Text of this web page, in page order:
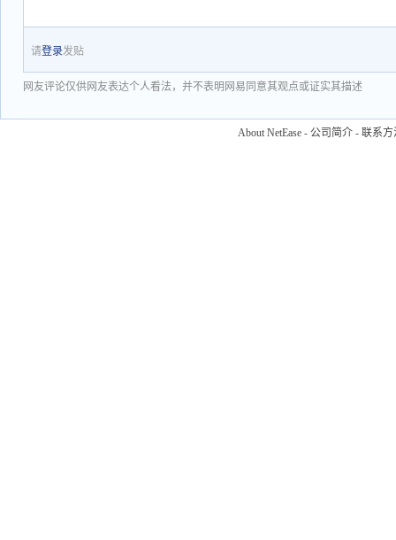
请登录发贴
网友评论仅供网友表达个人看法，并不表明网易同意其观点或证实其描述
About NetEase - 公司简介 - 联系方